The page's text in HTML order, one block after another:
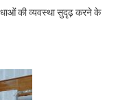
की व्यवस्था सुदृढ़ करने के